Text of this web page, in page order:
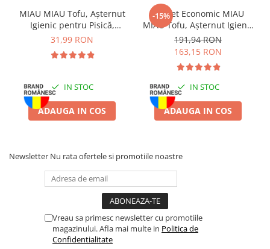
Îngrijire Rozătoare
Așternut Igienic Rozătoare
Cuști Rozătoare
Acvarii
Accesorii Acvarii
Hrană
Hrană Broaște Țestoase
Întreținere Acvariu
MIAU MIAU Tofu, Așternut
Igienic pentru Pisică,
Lavandă, 6L
31,99 RON
IN STOC
ADAUGA IN COS
-15%
Pachet Economic MIAU
MIAU Tofu, Așternut Igienic
pentru Pisică, Lavandă,
6x6L
191,94 RON
163,15 RON
IN STOC
ADAUGA IN COS
Newsletter Nu rata ofertele si promotiile noastre
Vreau sa primesc newsletter cu promotiile
magazinului. Afla mai multe in Politica de
Confidentialitate